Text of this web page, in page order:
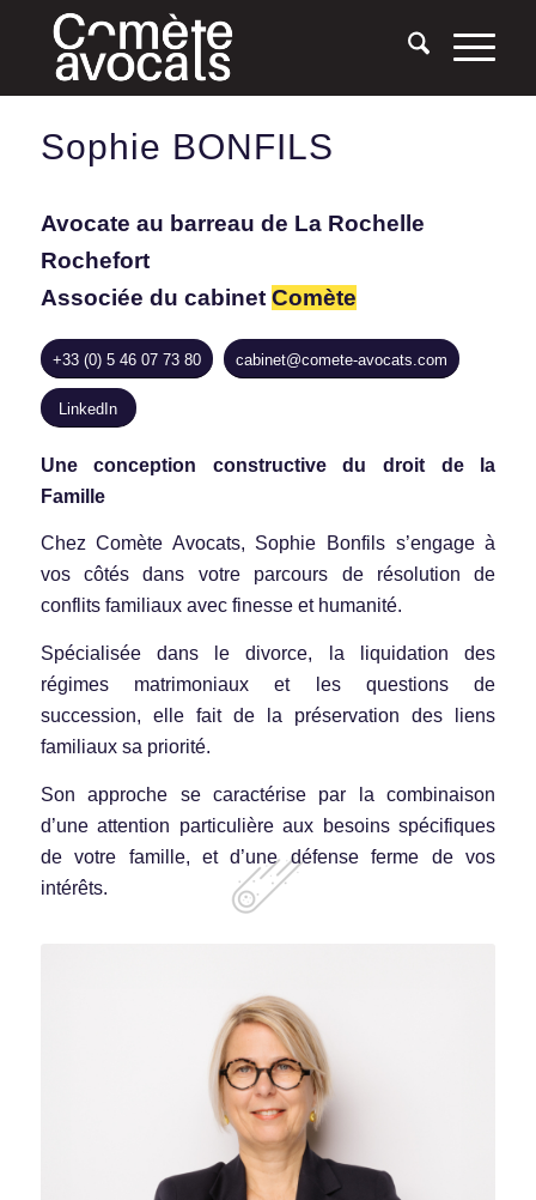
Sophie BONFILS
Avocate au barreau de La Rochelle
Rochefort
Associée du cabinet Comète
+33 (0) 5 46 07 73 80 cabinet@comete-avocats.com
LinkedIn
Une conception constructive du droit de la
Famille
Chez Comète Avocats, Sophie Bonfils s’engage à
vos côtés dans votre parcours de résolution de
conflits familiaux avec finesse et humanité.
Spécialisée dans le divorce, la liquidation des
régimes matrimoniaux et les questions de
succession, elle fait de la préservation des liens
familiaux sa priorité.
Son approche se caractérise par la combinaison
d’une attention particulière aux besoins spécifiques
de votre famille, et d’une défense ferme de vos
intérêts.